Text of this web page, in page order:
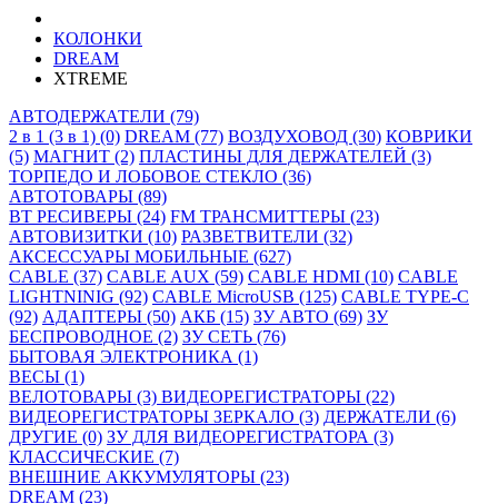
КОЛОНКИ
DREAM
XTREME
АВТОДЕРЖАТЕЛИ (79)
2 в 1 (3 в 1) (0) DREAM (77) ВОЗДУХОВОД (30) КОВРИКИ
(5) МАГНИТ (2) ПЛАСТИНЫ ДЛЯ ДЕРЖАТЕЛЕЙ (3)
ТОРПЕДО И ЛОБОВОЕ СТЕКЛО (36)
АВТОТОВАРЫ (89)
BT РЕСИВЕРЫ (24) FM ТРАНСМИТТЕРЫ (23)
АВТОВИЗИТКИ (10) РАЗВЕТВИТЕЛИ (32)
АКСЕССУАРЫ МОБИЛЬНЫЕ (627)
CABLE (37) CABLE AUX (59) CABLE HDMI (10) CABLE
LIGHTNINIG (92) CABLE MicroUSB (125) CABLE TYPE-C
(92) АДАПТЕРЫ (50) АКБ (15) ЗУ АВТО (69) ЗУ
БЕСПРОВОДНОЕ (2) ЗУ СЕТЬ (76)
БЫТОВАЯ ЭЛЕКТРОНИКА (1)
ВЕСЫ (1)
ВЕЛОТОВАРЫ (3) ВИДЕОРЕГИСТРАТОРЫ (22)
ВИДЕОРЕГИСТРАТОРЫ ЗЕРКАЛО (3) ДЕРЖАТЕЛИ (6)
ДРУГИЕ (0) ЗУ ДЛЯ ВИДЕОРЕГИСТРАТОРА (3)
КЛАССИЧЕСКИЕ (7)
ВНЕШНИЕ АККУМУЛЯТОРЫ (23)
DREAM (23)